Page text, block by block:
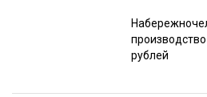
рублей